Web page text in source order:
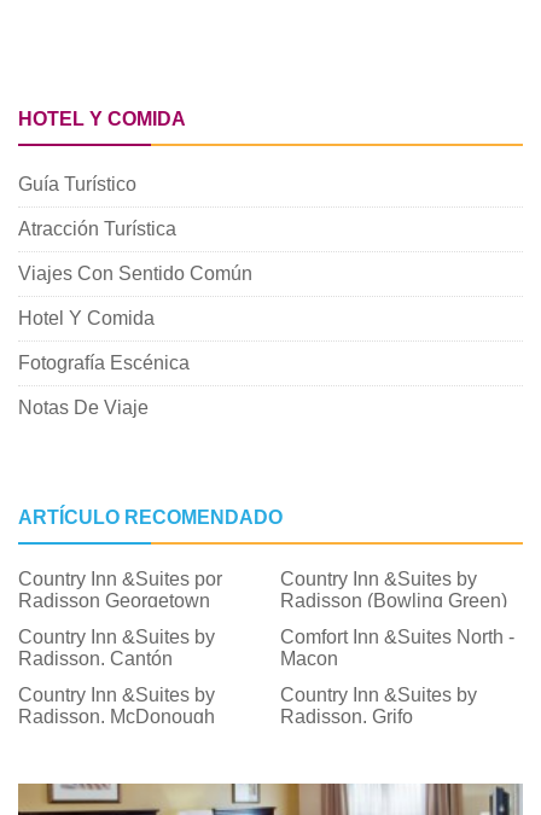
HOTEL Y COMIDA
Guía Turístico
Atracción Turística
Viajes Con Sentido Común
Hotel Y Comida
Fotografía Escénica
Notas De Viaje
ARTÍCULO RECOMENDADO
Country Inn &Suites por
Radisson Georgetown
Country Inn &Suites by
Radisson (Bowling Green)
Country Inn &Suites by
Radisson, Cantón
Comfort Inn &Suites North -
Macon
Country Inn &Suites by
Radisson, McDonough
Country Inn &Suites by
Radisson, Grifo